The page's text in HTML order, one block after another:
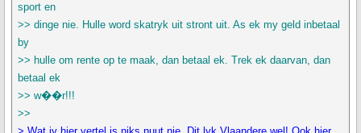
sport en
>> dinge nie. Hulle word skatryk uit stront uit. As ek my geld inbetaal
by
>> hulle om rente op te maak, dan betaal ek. Trek ek daarvan, dan
betaal ek
>> w��r!!!
>>